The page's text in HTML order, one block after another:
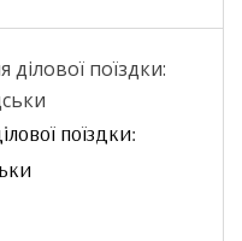
поїздки: